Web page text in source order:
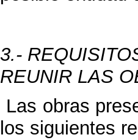
3.-
REUNIR LAS
Las obras
los siguientes